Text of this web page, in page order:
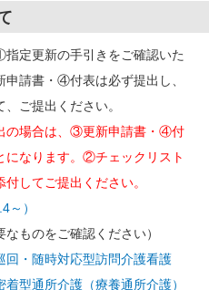
定更新の手引きをご確認いた
請書・④付表は必ず提出し、
ご提出ください。
の場合は、③更新申請書・④付
になります。②チェックリスト
してご提出ください。
～）
ものをご確認ください）
・随時対応型訪問介護看護
型通所介護（療養通所介護）